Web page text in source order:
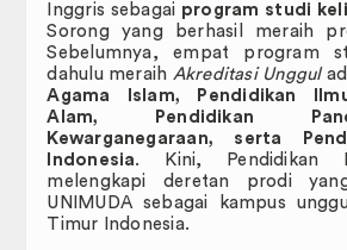
Inggris sebagai program studi
Sorong yang berhasil meraih
Sebelumnya, empat program
dahulu meraih Akreditasi Unggul
Agama Islam, Pendidikan
Alam, Pendidikan
Kewarganegaraan, serta
Indonesia. Kini, Pendidikan
melengkapi deretan prodi
UNIMUDA sebagai kampus
Timur Indonesia.